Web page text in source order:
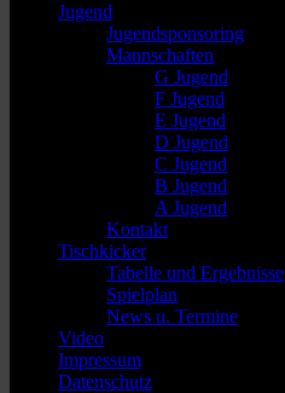
Jugend
Jugendsponsoring
Mannschaften
G Jugend
F Jugend
E Jugend
D Jugend
C Jugend
B Jugend
A Jugend
Kontakt
Tischkicker
Tabelle und Ergebnisse
Spielplan
News u. Termine
Video
Impressum
Datenschutz